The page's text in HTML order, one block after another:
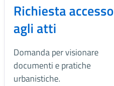
Richiesta accesso
agli atti
Domanda per visionare
documenti e pratiche
urbanistiche.